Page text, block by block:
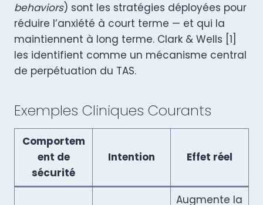
behaviors) sont les stratégies déployées pour
réduire l’anxiété à court terme — et qui la
maintiennent à long terme. Clark & Wells [1]
les identifient comme un mécanisme central
de perpétuation du TAS.
Exemples Cliniques Courants
Comportem
ent de
sécurité
Intention Effet réel
Augmente la